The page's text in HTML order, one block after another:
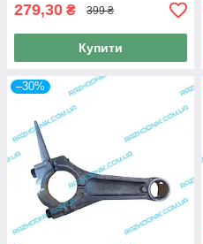
279,30 ₴ 399 ₴
Купити
–30%